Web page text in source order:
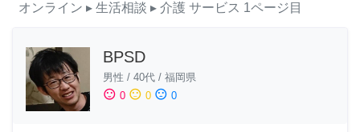
オンライン ▸ 生活相談 ▸ 介護 サービス 1ページ目
BPSD
男性 / 40代 / 福岡県
sentiment_satisfied 0 sentiment_neutral 0 sentiment_dissatisfied 0